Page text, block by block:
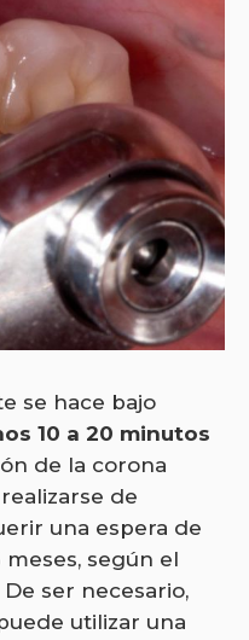
se hace bajo
10 a 20 minutos
de la corona
de
una espera de
según el
ser necesario,
utilizar una